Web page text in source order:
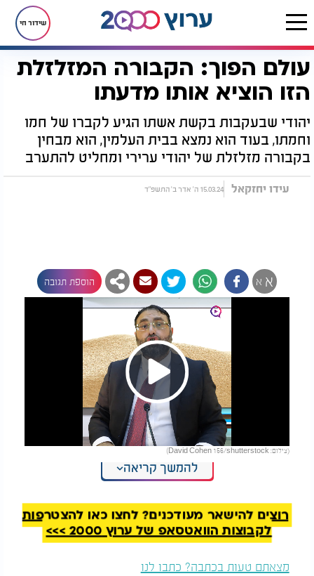
שידור חי
דף הבית יהדות לקראת שבת עולם הפוך: הקבורה המזלזלת הזו הוציא אותו מדעתו
עולם הפוך: הקבורה המזלזלת
הזו הוציא אותו מדעתו
יהודי שבעקבות בקשת אשתו הגיע לקברו של חמו
וחמתו, בעוד הוא נמצא בבית העלמין, הוא מבחין
בקבורה מזלזלת של יהודי ערירי ומחליט להתערב
עידו יחזקאל 15.03.24 ה' אדר ב' התשפ"ד
א א הוספת תגובה
Play
Video
(צילום: David Cohen 156/shutterstock)
הרב יהונתן ענבה בסיפור מדהים לפרשת השבוע, פרשת
להמשך קריאה
רוצים להישאר מעודכנים? לחצו כאן להצטרפות
לקבוצות הוואטסאפ של ערוץ 2000 >>>
מצאתם טעות בכתבה? כתבו לנו